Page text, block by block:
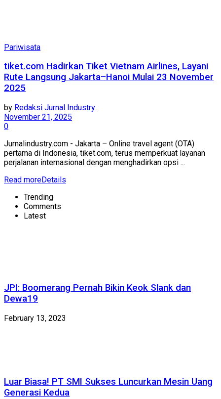
Pariwisata
tiket.com Hadirkan Tiket Vietnam Airlines, Layani
Rute Langsung Jakarta–Hanoi Mulai 23 November
2025
by Redaksi Jurnal Industry
November 21, 2025
0
Jurnalindustry.com - Jakarta – Online travel agent (OTA)
pertama di Indonesia, tiket.com, terus memperkuat layanan
perjalanan internasional dengan menghadirkan opsi ...
Read moreDetails
Trending
Comments
Latest
JPI: Boomerang Pernah Bikin Keok Slank dan
Dewa19
February 13, 2023
Luar Biasa! PT SMI Sukses Luncurkan Mesin Uang
Generasi Kedua